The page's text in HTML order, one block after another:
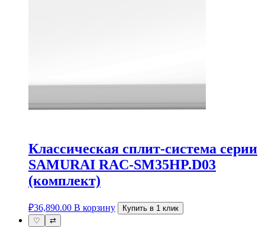
Классическая сплит-система серии
SAMURAI RAC-SM35HP.D03
(комплект)
₽36,890.00 В корзину
Купить в 1 клик
♡
⇄